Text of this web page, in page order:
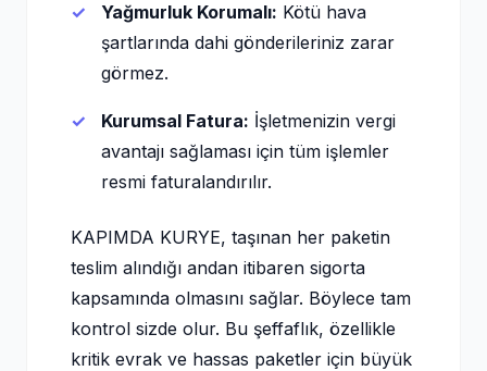
Yağmurluk Korumalı: Kötü hava
şartlarında dahi gönderileriniz zarar
görmez.
Kurumsal Fatura: İşletmenizin vergi
avantajı sağlaması için tüm işlemler
resmi faturalandırılır.
KAPIMDA KURYE, taşınan her paketin
teslim alındığı andan itibaren sigorta
kapsamında olmasını sağlar. Böylece tam
kontrol sizde olur. Bu şeffaflık, özellikle
kritik evrak ve hassas paketler için büyük